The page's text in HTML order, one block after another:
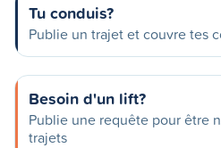
Tu conduis?
Publie un trajet et couvre tes
Besoin d'un lift?
Publie une requête pour être
trajets